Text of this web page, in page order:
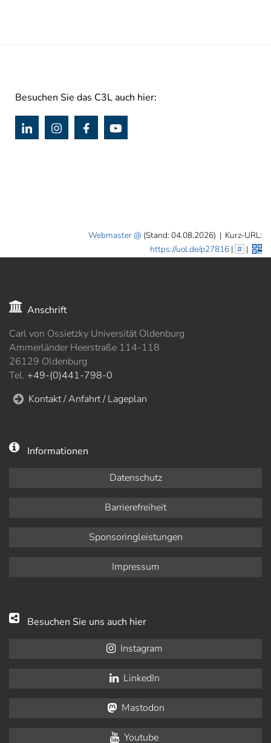
Besuchen Sie das C3L auch hier:
Webmaster (Stand: 04.08.2026) | Kurz-URL:
https://uol.de/p27816| # |
Anschrift
Carl von Ossietzky Universität Oldenburg
Ammerländer Heerstraße 114-118
26129 Oldenburg
Tel. +49-(0)441-798-0
Kontakt / Anfahrt / Lageplan
Informationen
Datenschutz
Barrierefreiheit
Sponsoringleistungen
Impressum
Besuchen Sie uns auch hier
Instagram
LinkedIn
Mastodon
Youtube